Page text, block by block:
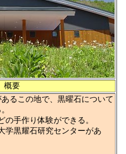
概要
るこの地で、黒曜石について
の手作り体験ができる。
学黒耀石研究センターがあ